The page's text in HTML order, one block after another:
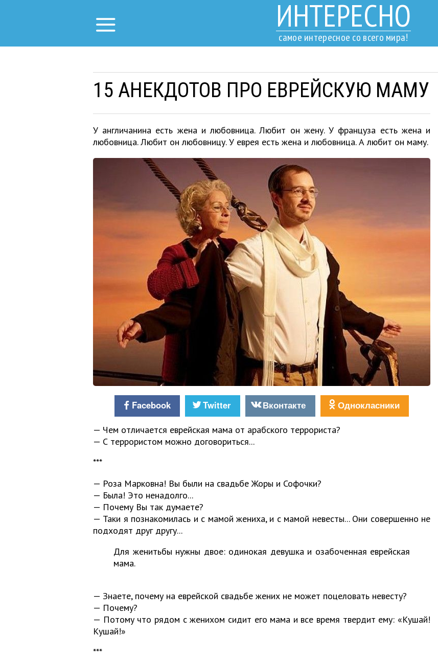
ИНТЕРЕСНО
самое интересное со всего мира!
15 АНЕКДОТОВ ПРО ЕВРЕЙСКУЮ МАМУ
У англичанина есть жена и любовница. Любит он жену. У француза есть жена и
любовница. Любит он любовницу. У еврея есть жена и любовница. А любит он маму.
Facebook Twitter Вконтакте Однокласники
— Чем отличается еврейская мама от арабского террориста?
— С террористом можно договориться...
***
— Роза Марковна! Вы были на свадьбе Жоры и Софочки?
— Была! Это ненадолго...
— Почему Вы так думаете?
— Таки я познакомилась и с мамой жениха, и с мамой невесты... Они совершенно не
подходят друг другу...
Для женитьбы нужны двое: одинокая девушка и озабоченная еврейская
мама.
— Знаете, почему на еврейской свадьбе жених не может поцеловать невесту?
— Почему?
— Потому что рядом с женихом сидит его мама и все время твердит ему: «Кушай!
Кушай!»
***